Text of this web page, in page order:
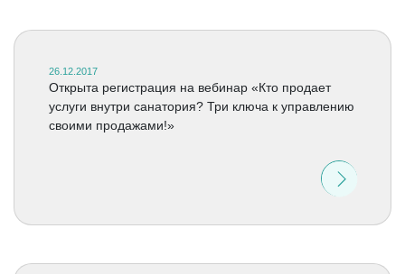
26.12.2017
Открыта регистрация на вебинар «Кто продает
услуги внутри санатория? Три ключа к управлению
своими продажами!»